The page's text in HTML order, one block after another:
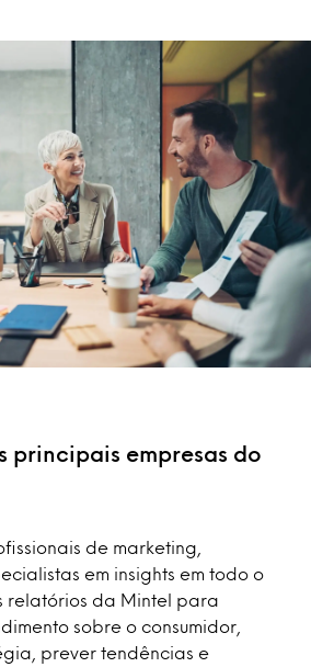
principais empresas do
de marketing,
em insights em todo o
relatórios da Mintel para
sobre o consumidor,
prever tendências e